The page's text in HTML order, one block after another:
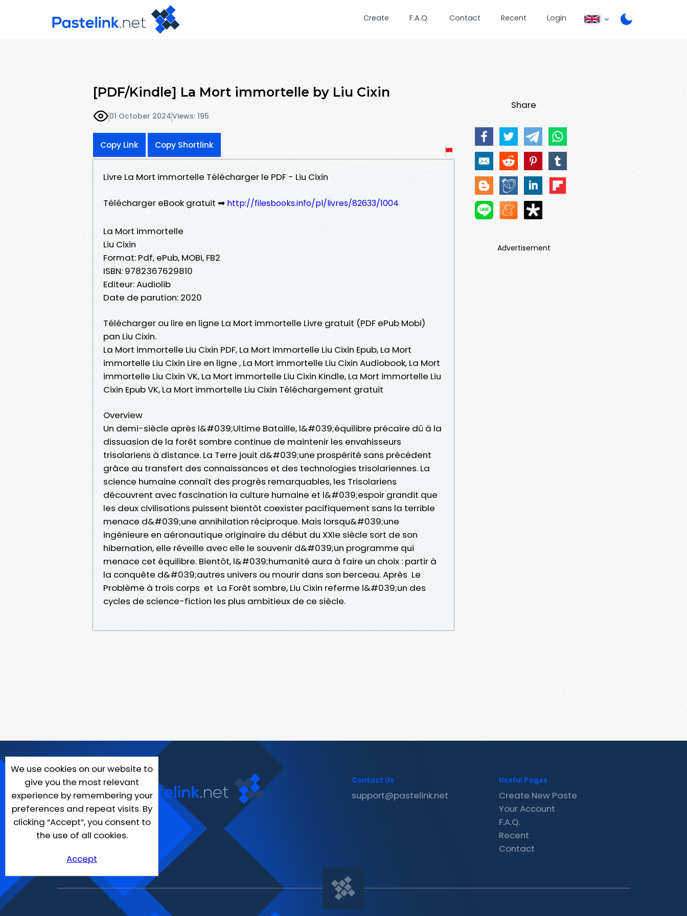
Create F.A.Q. Contact Recent Login
[PDF/Kindle] La Mort immortelle by Liu Cixin
01 October 2024Views: 195
Copy Link Copy Shortlink
Livre La Mort immortelle Télécharger le PDF - Liu Cixin
Télécharger eBook gratuit ➡ http://filesbooks.info/pl/livres/82633/1004
La Mort immortelle
Liu Cixin
Format: Pdf, ePub, MOBI, FB2
ISBN: 9782367629810
Editeur: Audiolib
Date de parution: 2020
Télécharger ou lire en ligne La Mort immortelle Livre gratuit (PDF ePub Mobi)
pan Liu Cixin.
La Mort immortelle Liu Cixin PDF, La Mort immortelle Liu Cixin Epub, La Mort
immortelle Liu Cixin Lire en ligne , La Mort immortelle Liu Cixin Audiobook, La Mort
immortelle Liu Cixin VK, La Mort immortelle Liu Cixin Kindle, La Mort immortelle Liu
Cixin Epub VK, La Mort immortelle Liu Cixin Téléchargement gratuit
Overview
Un demi-siècle après l&#039;Ultime Bataille, l&#039;équilibre précaire dû à la
dissuasion de la forêt sombre continue de maintenir les envahisseurs
trisolariens à distance. La Terre jouit d&#039;une prospérité sans précédent
grâce au transfert des connaissances et des technologies trisolariennes. La
science humaine connaît des progrès remarquables, les Trisolariens
découvrent avec fascination la culture humaine et l&#039;espoir grandit que
les deux civilisations puissent bientôt coexister pacifiquement sans la terrible
menace d&#039;une annihilation réciproque. Mais lorsqu&#039;une
ingénieure en aéronautique originaire du début du XXIe siècle sort de son
hibernation, elle réveille avec elle le souvenir d&#039;un programme qui
menace cet équilibre. Bientôt, l&#039;humanité aura à faire un choix : partir à
la conquête d&#039;autres univers ou mourir dans son berceau. Après Le
Problème à trois corps et La Forêt sombre, Liu Cixin referme l&#039;un des
cycles de science-fiction les plus ambitieux de ce siècle.
Share
Advertisement
We use cookies on our website to
give you the most relevant
experience by remembering your
preferences and repeat visits. By
clicking “Accept”, you consent to
the use of all cookies.
Accept
Contact Us
support@pastelink.net
Useful Pages
Create New Paste
Your Account
F.A.Q.
Recent
Contact